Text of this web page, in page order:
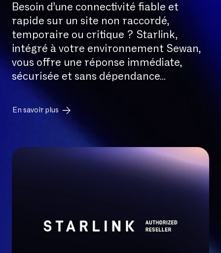
Besoin d’une connectivité fiable et
rapide sur un site non raccordé,
temporaire ou critique ? Starlink,
intégré à votre environnement Sewan,
vous offre une réponse immédiate,
sécurisée et sans dépendance...
En savoir plus